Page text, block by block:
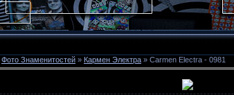
Фото Знаменитостей » Кармен Электра » Carmen Electra - 0981